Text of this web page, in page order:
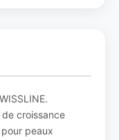
croissance
peaux